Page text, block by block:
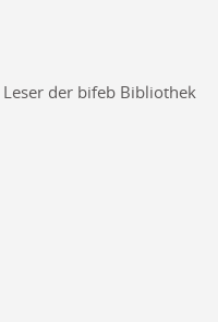
der bifeb Bibliothek